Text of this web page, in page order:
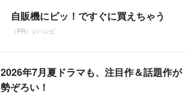
自販機にピッ！ですぐに買えちゃう
（PR）ジハンピ
2026年7月夏ドラマも、注目作＆話題作が
勢ぞろい！